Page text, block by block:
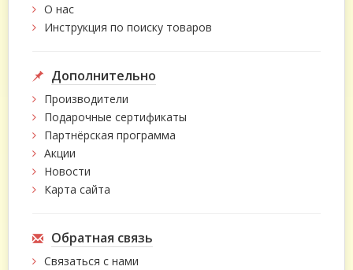
О нас
Инструкция по поиску товаров
Дополнительно
Производители
Подарочные сертификаты
Партнёрская программа
Акции
Новости
Карта сайта
Обратная связь
Связаться с нами